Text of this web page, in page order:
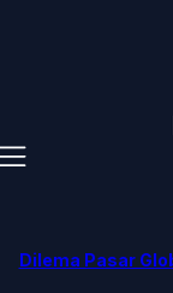
Dilema Pasar